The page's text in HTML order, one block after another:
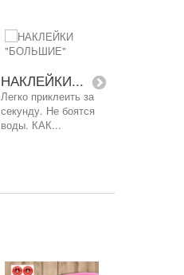
НАКЛЕЙКИ...
Легко приклеить за
секунду. Не боятся
воды. КАК...